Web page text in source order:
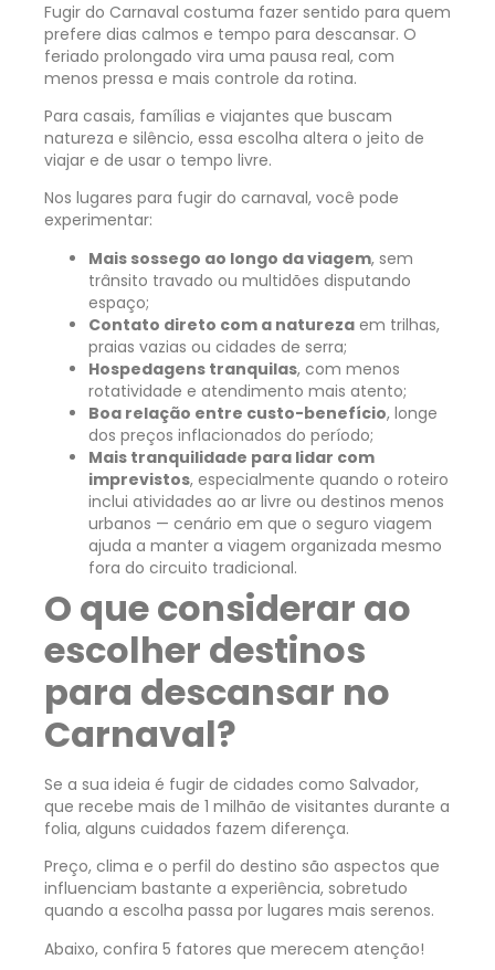
Fugir do Carnaval costuma fazer sentido para quem
prefere dias calmos e tempo para descansar. O
feriado prolongado vira uma pausa real, com
menos pressa e mais controle da rotina.
Para casais, famílias e viajantes que buscam
natureza e silêncio, essa escolha altera o jeito de
viajar e de usar o tempo livre.
Nos lugares para fugir do carnaval, você pode
experimentar:
Mais sossego ao longo da viagem, sem
trânsito travado ou multidões disputando
espaço;
Contato direto com a natureza em trilhas,
praias vazias ou cidades de serra;
Hospedagens tranquilas, com menos
rotatividade e atendimento mais atento;
Boa relação entre custo-benefício, longe
dos preços inflacionados do período;
Mais tranquilidade para lidar com
imprevistos, especialmente quando o roteiro
inclui atividades ao ar livre ou destinos menos
urbanos — cenário em que o seguro viagem
ajuda a manter a viagem organizada mesmo
fora do circuito tradicional.
O que considerar ao
escolher destinos
para descansar no
Carnaval?
Se a sua ideia é fugir de cidades como Salvador,
que recebe mais de 1 milhão de visitantes durante a
folia, alguns cuidados fazem diferença.
Preço, clima e o perfil do destino são aspectos que
influenciam bastante a experiência, sobretudo
quando a escolha passa por lugares mais serenos.
Abaixo, confira 5 fatores que merecem atenção!